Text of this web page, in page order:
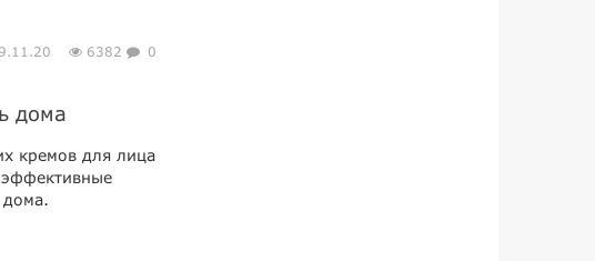
6382 0
дома
кремов для лица
эффективные
дома.